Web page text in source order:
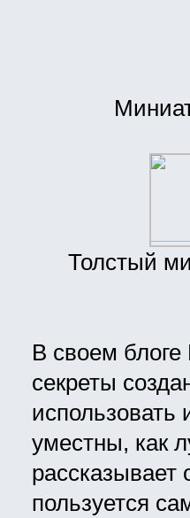
Толстый
В своем блоге
секреты
использовать
уместны, как
рассказывает
пользуется